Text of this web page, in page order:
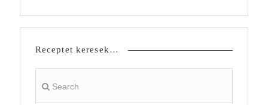
Receptet keresek…